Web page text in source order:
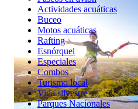
Actividades acuáticas
Buceo
Motos acuáticas
Rafting
Esnórquel
Especiales
Combos
Turismo local
Vida silvestre
Parques Nacionales